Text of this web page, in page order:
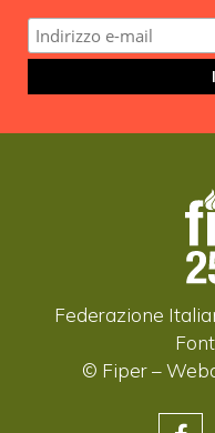
Federazione
© Fiper –